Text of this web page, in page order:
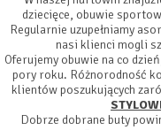
dziecięce, obuwie
Regularnie uzupełniamy
nasi klienci mogli
Oferujemy obuwie na co
pory roku. Różnorodność
klientów poszukujących
Dobrze dobrane buty